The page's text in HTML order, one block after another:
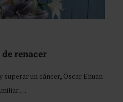
renacer
un cáncer, Óscar Ehuan
…